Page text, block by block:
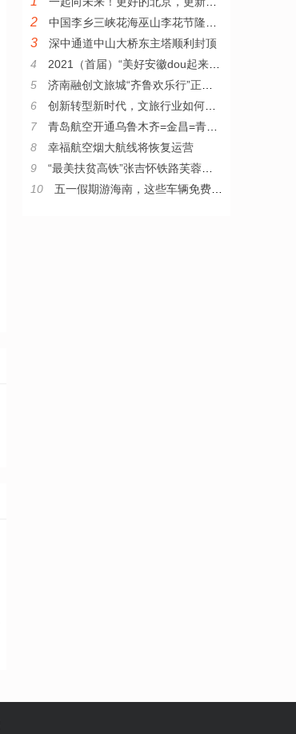
2 中国李乡三峡花海巫山李花节隆重开幕
3
深中通道中山大桥东主塔顺利封顶
4
2021（首届）“美好安徽dou起来”安徽文旅线上推广大会成功举办
5
济南融创文旅城“齐鲁欢乐行”正式启动 招募529个家庭免费玩
6
创新转型新时代，文旅行业如何快速“回春”
7
青岛航空开通乌鲁木齐=金昌=青岛往返航线
8
幸福航空烟大航线将恢复运营
9
“最美扶贫高铁”张吉怀铁路芙蓉镇站开工建设
10
五一假期游海南，这些车辆免费过海